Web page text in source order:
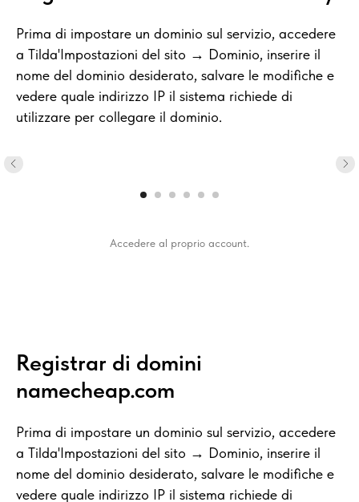
Prima di impostare un dominio sul servizio, accedere
a Tilda'Impostazioni del sito → Dominio, inserire il
nome del dominio desiderato, salvare le modifiche e
vedere quale indirizzo IP il sistema richiede di
utilizzare per collegare il dominio.
Accedere al proprio account.
Registrar di domini
namecheap.com
Prima di impostare un dominio sul servizio, accedere
a Tilda'Impostazioni del sito → Dominio, inserire il
nome del dominio desiderato, salvare le modifiche e
vedere quale indirizzo IP il sistema richiede di